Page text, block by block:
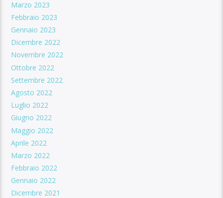
Marzo 2023
Febbraio 2023
Gennaio 2023
Dicembre 2022
Novembre 2022
Ottobre 2022
Settembre 2022
Agosto 2022
Luglio 2022
Giugno 2022
Maggio 2022
Aprile 2022
Marzo 2022
Febbraio 2022
Gennaio 2022
Dicembre 2021